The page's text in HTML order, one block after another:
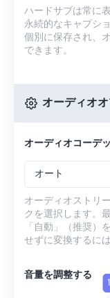
ハードサブは常に
永続的なキャプシ
個別に保存され、
できます。
オーディオ
オーディオコーデ
オート
オーディオストリ
クを選択します。
「自動」（推奨）
せずに変換するに
音量を調整する